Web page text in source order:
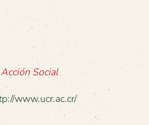
Social
www.ucr.ac.cr/